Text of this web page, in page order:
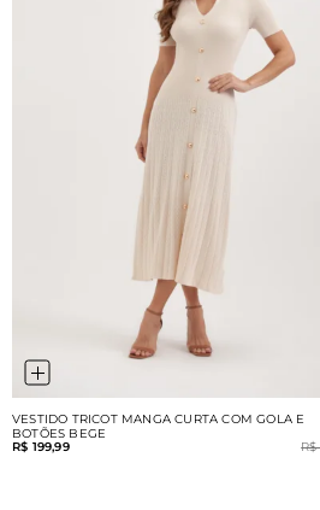
VESTIDO TRICOT MANGA CURTA COM GOLA E
BOTÕES BEGE
R$ 199,99
R$